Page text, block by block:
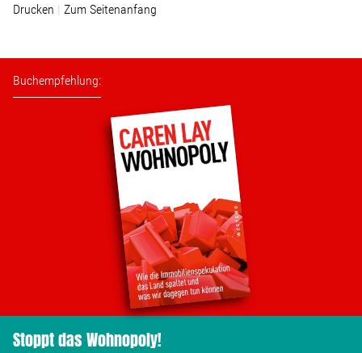
Drucken Zum Seitenanfang
Buchempfehlung:
Stoppt das Wohnopoly!